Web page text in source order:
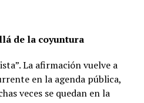
y flexibilidad:Promover el
en las actividades donde
la flexibilización en los
de la coyuntura
La afirmación vuelve a
en la agenda pública,
veces se quedan en la